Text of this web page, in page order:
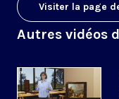
Visiter la page
Autres vidéos